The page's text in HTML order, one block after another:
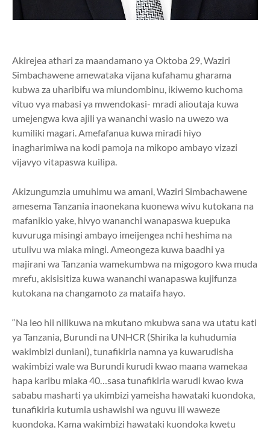
Akirejea athari za maandamano ya Oktoba 29, Waziri
Simbachawene amewataka vijana kufahamu gharama
kubwa za uharibifu wa miundombinu, ikiwemo kuchoma
vituo vya mabasi ya mwendokasi- mradi alioutaja kuwa
umejengwa kwa ajili ya wananchi wasio na uwezo wa
kumiliki magari. Amefafanua kuwa miradi hiyo
inagharimiwa na kodi pamoja na mikopo ambayo vizazi
vijavyo vitapaswa kuilipa.
Akizungumzia umuhimu wa amani, Waziri Simbachawene
amesema Tanzania inaonekana kuonewa wivu kutokana na
mafanikio yake, hivyo wananchi wanapaswa kuepuka
kuvuruga misingi ambayo imeijengea nchi heshima na
utulivu wa miaka mingi. Ameongeza kuwa baadhi ya
majirani wa Tanzania wamekumbwa na migogoro kwa muda
mrefu, akisisitiza kuwa wananchi wanapaswa kujifunza
kutokana na changamoto za mataifa hayo.
“Na leo hii nilikuwa na mkutano mkubwa sana wa utatu kati
ya Tanzania, Burundi na UNHCR (Shirika la kuhudumia
wakimbizi duniani), tunafikiria namna ya kuwarudisha
wakimbizi wale wa Burundi kurudi kwao maana wamekaa
hapa karibu miaka 40…sasa tunafikiria warudi kwao kwa
sababu masharti ya ukimbizi yameisha hawataki kuondoka,
tunafikiria kutumia ushawishi wa nguvu ili waweze
kuondoka. Kama wakimbizi hawataki kuondoka kwetu